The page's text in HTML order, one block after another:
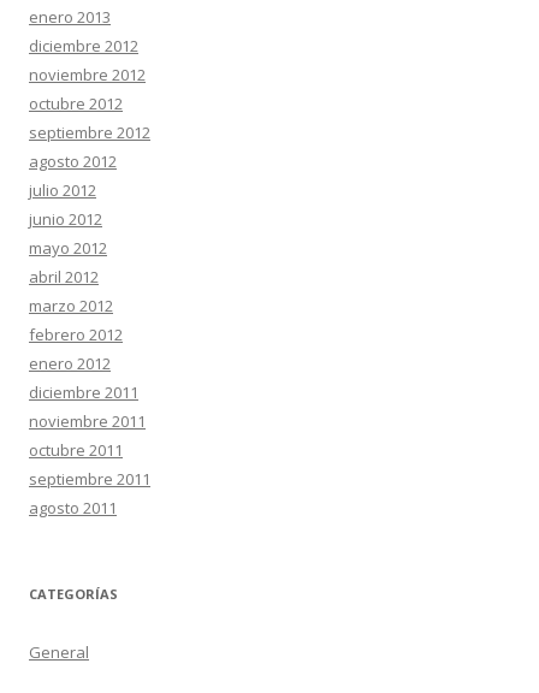
enero 2013
diciembre 2012
noviembre 2012
octubre 2012
septiembre 2012
agosto 2012
julio 2012
junio 2012
mayo 2012
abril 2012
marzo 2012
febrero 2012
enero 2012
diciembre 2011
noviembre 2011
octubre 2011
septiembre 2011
agosto 2011
CATEGORÍAS
General